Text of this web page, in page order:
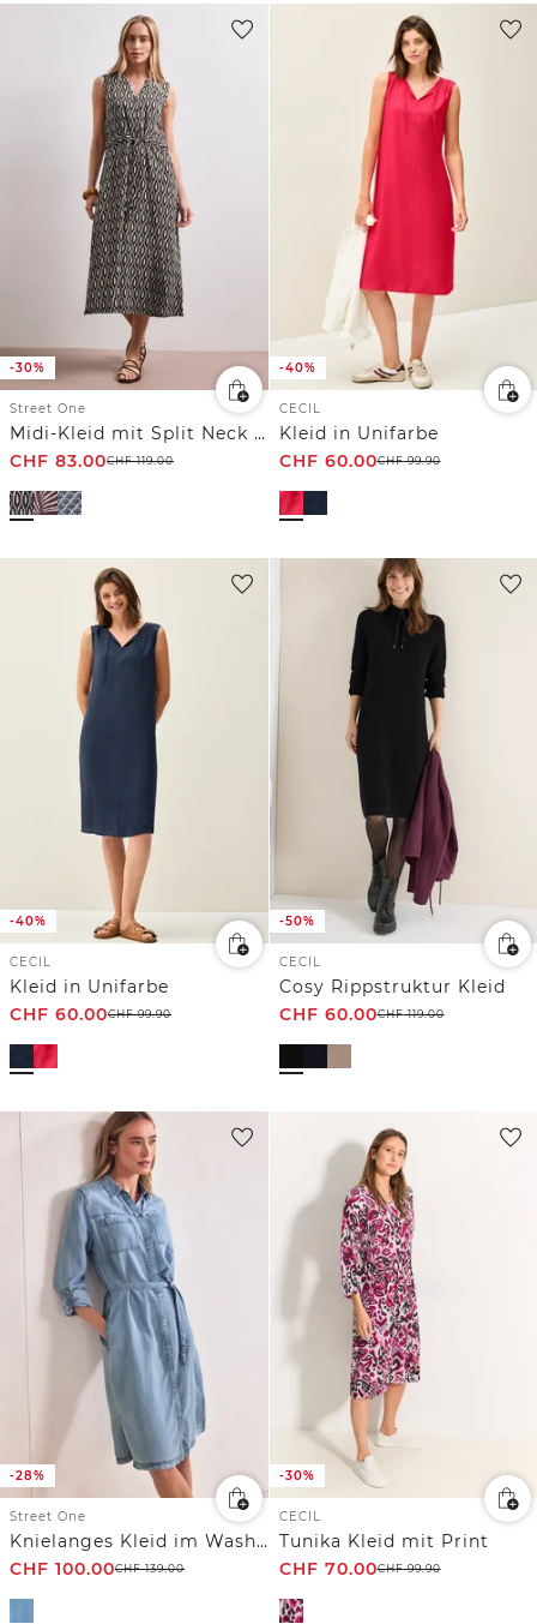
-30%
Street One
Midi-Kleid mit Split Neck und Zipper
CHF 83.00CHF119.00
-40%
CECIL
Kleid in Unifarbe
CHF 60.00CHF99.90
-40%
CECIL
Kleid in Unifarbe
CHF 60.00CHF99.90
-50%
CECIL
Cosy Rippstruktur Kleid
CHF 60.00CHF119.00
-28%
Street One
Knielanges Kleid im Washed-Look
CHF 100.00CHF139.00
-30%
CECIL
Tunika Kleid mit Print
CHF 70.00CHF99.90